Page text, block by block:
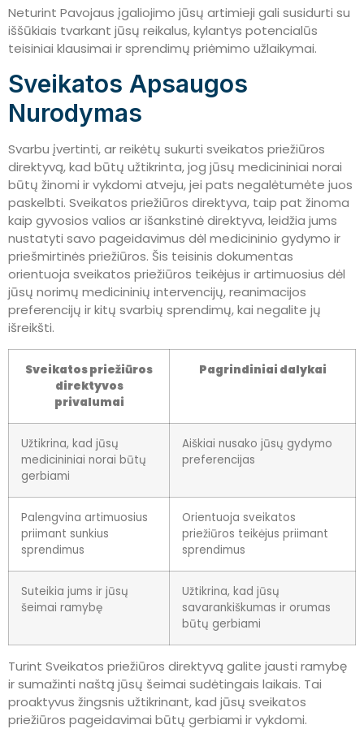
Neturint Pavojaus įgaliojimo jūsų artimieji gali susidurti su
iššūkiais tvarkant jūsų reikalus, kylantys potencialūs
teisiniai klausimai ir sprendimų priėmimo užlaikymai.
Sveikatos Apsaugos
Nurodymas
Svarbu įvertinti, ar reikėtų sukurti sveikatos priežiūros
direktyvą, kad būtų užtikrinta, jog jūsų medicininiai norai
būtų žinomi ir vykdomi atveju, jei pats negalėtumėte juos
paskelbti. Sveikatos priežiūros direktyva, taip pat žinoma
kaip gyvosios valios ar išankstinė direktyva, leidžia jums
nustatyti savo pageidavimus dėl medicininio gydymo ir
priešmirtinės priežiūros. Šis teisinis dokumentas
orientuoja sveikatos priežiūros teikėjus ir artimuosius dėl
jūsų norimų medicininių intervencijų, reanimacijos
preferencijų ir kitų svarbių sprendimų, kai negalite jų
išreikšti.
Sveikatos priežiūros
direktyvos
privalumai
Pagrindiniai dalykai
Užtikrina, kad jūsų
medicininiai norai būtų
gerbiami
Aiškiai nusako jūsų gydymo
preferencijas
Palengvina artimuosius
priimant sunkius
sprendimus
Orientuoja sveikatos
priežiūros teikėjus priimant
sprendimus
Suteikia jums ir jūsų
šeimai ramybę
Užtikrina, kad jūsų
savarankiškumas ir orumas
būtų gerbiami
Turint Sveikatos priežiūros direktyvą galite jausti ramybę
ir sumažinti naštą jūsų šeimai sudėtingais laikais. Tai
proaktyvus žingsnis užtikrinant, kad jūsų sveikatos
priežiūros pageidavimai būtų gerbiami ir vykdomi.